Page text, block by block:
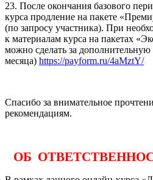
23. После окончания базового
курса продление на пакете
(по запросу участника). При
к материалам курса на пакетах
можно сделать за дополнительную
месяца) https://payform.ru/4aMztY/
Спасибо за внимательное
рекомендациям.
ОБ